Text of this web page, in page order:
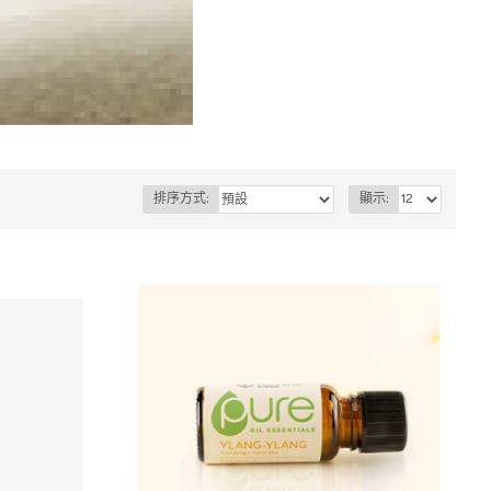
排序方式: 顯示: